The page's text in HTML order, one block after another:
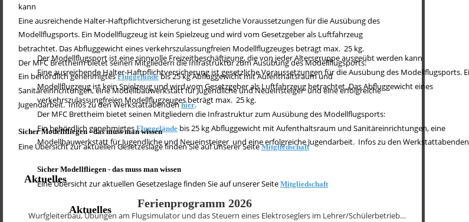
Der Modellflugsport ist eine sinnvolle Freizeitbeschäftigung, die von jeder Altersgruppe ausgeübt werden kann
Eine ausreichende Halter-Haftpflichtversicherung ist gesetzliche Voraussetzungen für die Ausübung des Modellflugsports.
Modellflugzeug ist kein Spielzeug und wird vom Gesetzgeber als Luftfahrzeug betrachtet. Das Abfluggewicht eines
verkehrszulassungfreien Modellflugzeuges beträgt max.  25 kg.
Der MFC Brettheim bietet seinen Mitgliedern die Infrastruktur zum Ausübung des Modellflugsports:
Ein behördlich genehmigtes Fluggelände bis 25 kg Abfluggewicht mit Aufenthaltsraum und Sanitäreinrichtungen, eine
Modellbauwerkstatt für Jugendliche und Neueinsteiger  und eine erfolgreiche Jugendarbeit.  Infos zu den Werkstattabenden
Sicher Modellfliegen - das muss man wissen
Eine Übersicht zur aktuellen Gesetzeslage finden Sie auf unserer Seite Mitgliedschaft
Aktuelles
kann
Eine ausreichende Halter-Haftpflichtversicherung ist gesetzliche Voraussetzungen für die Ausübung des
Modellflugsports. Ein Modellflugzeug ist kein Spielzeug und wird vom Gesetzgeber als Luftfahrzeug
betrachtet. Das Abfluggewicht eines verkehrszulassungfreien Modellflugzeuges beträgt max.  25 kg.
Der MFC Brettheim bietet seinen Mitgliedern die Infrastruktur zum Ausübung des Modellflugsports:
Ein behördlich genehmigtes Fluggelände bis 25 kg Abfluggewicht mit Aufenthaltsraum und
Sanitäreinrichtungen, eine Modellbauwerkstatt für Jugendliche und Neueinsteiger  und eine erfolgreiche
Jugendarbeit.  Infos zu den Werkstattabenden hier.
Sicher Modellfliegen - das muss man wissen
Eine Übersicht zur aktuellen Gesetzeslage finden Sie auf unserer Seite Mitgliedschaft
Aktuelles
Ferienprogramm 2026
Wurfgleiterbau, Übungen am Flugsimulator und das Steuern eines Elektroseglers im Lehrer/Schülerbetrieb…